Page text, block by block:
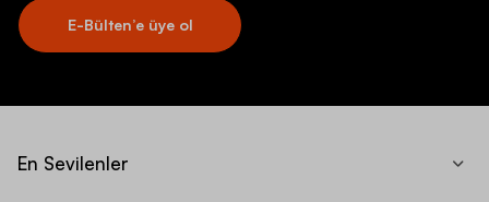
E-Bülten’e üye ol
En Sevilenler